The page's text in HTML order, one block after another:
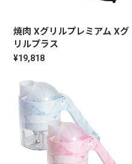
焼肉 Xグリルプレミアム Xグ
リルプラス
¥19,818